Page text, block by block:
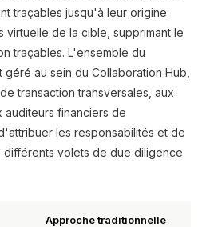
traçables jusqu'à leur origine
virtuelle de la cible, supprimant le
traçables. L'ensemble du
au sein du Collaboration Hub,
transaction transversales, aux
financiers de
les responsabilités et de
volets de due diligence
Approche traditionnelle